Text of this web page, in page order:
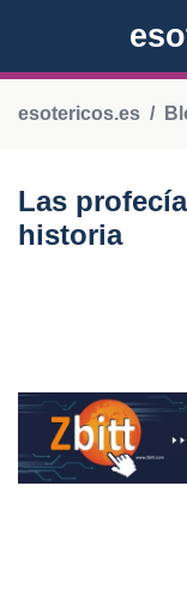
esotericos.es
Las
historia